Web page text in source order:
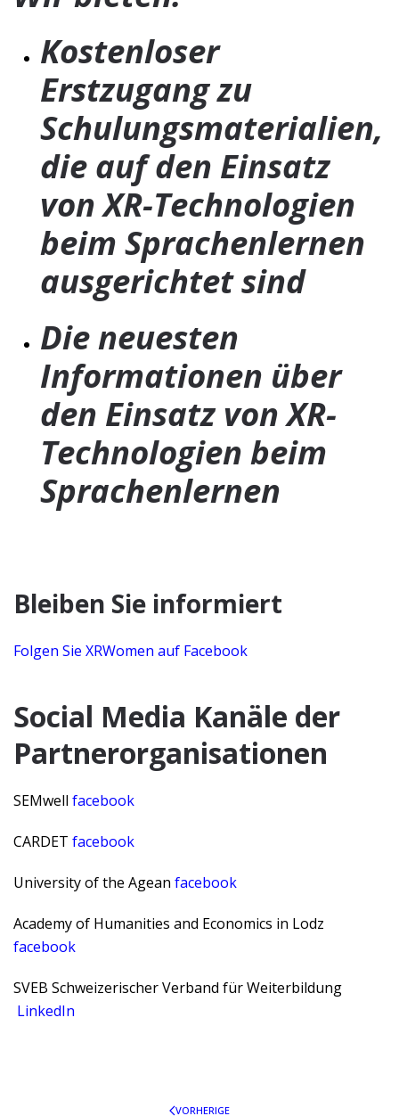
Kostenloser
Erstzugang zu
Schulungsmaterialien,
die auf den Einsatz
von XR-Technologien
beim Sprachenlernen
ausgerichtet sind
Die neuesten
Informationen über
den Einsatz von XR-
Technologien beim
Sprachenlernen
Bleiben Sie informiert
Folgen Sie XRWomen auf Facebook
Social Media Kanäle der
Partnerorganisationen
SEMwell facebook
CARDET facebook
University of the Agean facebook
Academy of Humanities and Economics in Lodz
facebook
SVEB Schweizerischer Verband für Weiterbildung
LinkedIn
VORHERIGE